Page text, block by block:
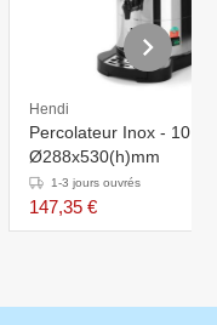
Hendi
Percolateur Inox - 10
Ø288x530(h)mm
1-3 jours ouvrés
147,35 €